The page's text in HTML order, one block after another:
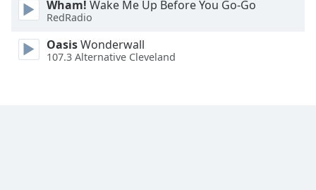
Area
Color
Wham! Wake Me Up Before You Go-Go
RedRadio
OasisWonderwall
107.3 Alternative Cleveland